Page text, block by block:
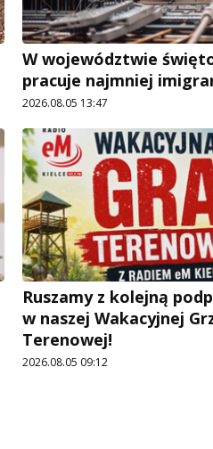
W województwie
pracuje najmniej
2026.08.05 13:47
Ruszamy z kolejną
w naszej Wakacyjnej
Terenowej!
2026.08.05 09:12